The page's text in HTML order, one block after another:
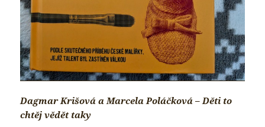
Dagmar Krišová a Marcela Poláčková – Děti to
chtěj vědět taky